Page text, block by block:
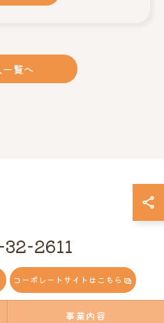
一覧へ
2611
コーポレートサイトはこちら
事業内容